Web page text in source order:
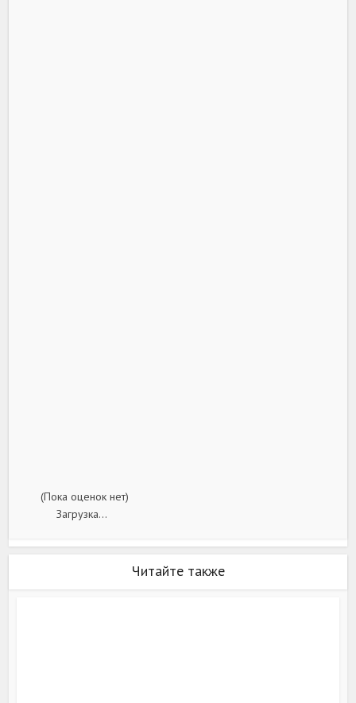
(Пока оценок нет)
Загрузка...
Читайте также